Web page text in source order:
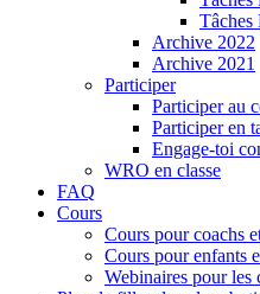
Tâches
Archive 2022
Archive 2021
Participer
Participer au
Participer en
Engage-toi
WRO en classe
FAQ
Cours
Cours pour coachs
Cours pour enfants
Webinaires pour les